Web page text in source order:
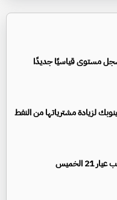
مستوى قياسيًا جديدًا
لزيادة مشترياتها من النفط
الخميس